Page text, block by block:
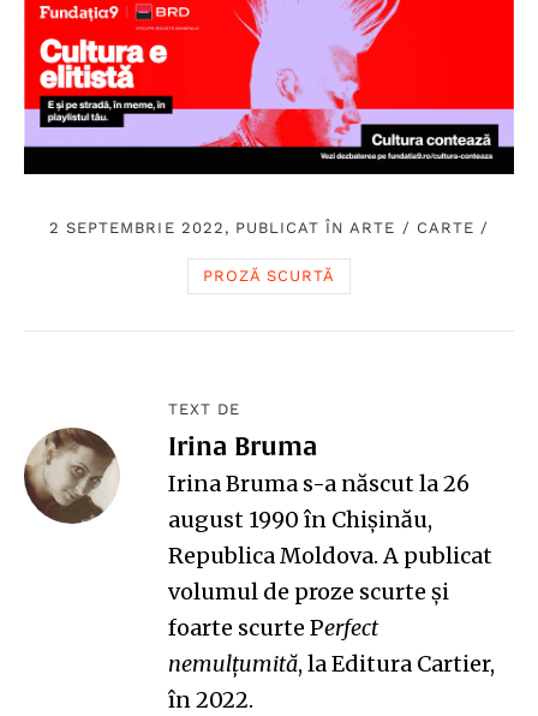
2 SEPTEMBRIE 2022, PUBLICAT ÎNARTE / CARTE /
PROZĂ SCURTĂ
TEXT DE
Irina Bruma
Irina Bruma s-a născut la 26
august 1990 în Chișinău,
Republica Moldova. A publicat
volumul de proze scurte și
foarte scurte Perfect
nemulțumită, la Editura Cartier,
în 2022.